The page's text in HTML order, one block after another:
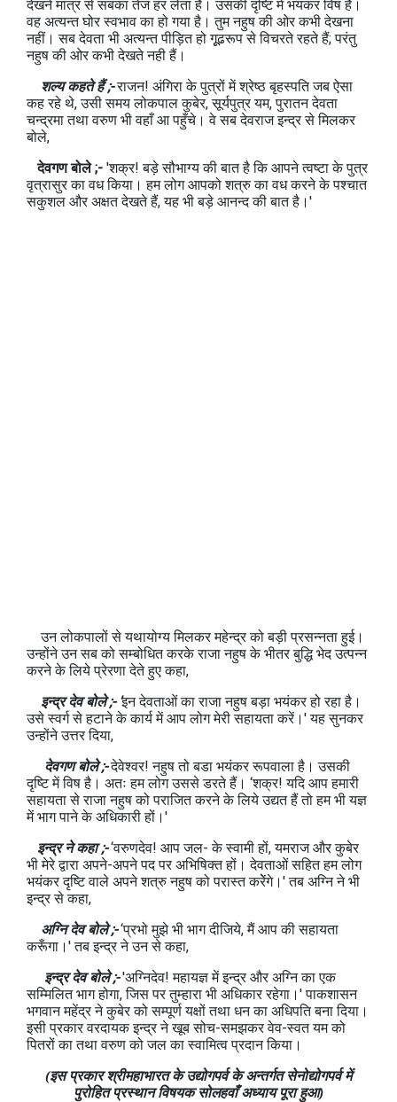
देखने मात्र से सबका तेज हर लेता है। उसकी दृष्टि में भयंकर विष है।
वह अत्यन्त घोर स्वभाव का हो गया है। तुम नहुष की ओर कभी देखना
नहीं। सब देवता भी अत्यन्त पीड़ित हो गूूढरूप से विचरते रहते हैं; परंतु
नहुष की ओर कभी देखते नही हैं।
शल्य कहते हैं ;-राजन! अंगिरा के पुत्रों में श्रेष्ठ बृहस्पति जब ऐसा
कह रहे थे, उसी समय लोकपाल कुबेर, सूर्यपुत्र यम, पुरातन देवता
चन्द्रमा तथा वरुण भी वहाँ आ पहुँचे। वे सब देवराज इन्द्र से मिलकर
बोले,
देवगण बोले ;- 'शक्र! बड़े सौभाग्य की बात है कि आपने त्वष्टा के पुत्र
वृत्रासुर का वध किया। हम लोग आपको शत्रु का वध करने के पश्चात
सकुशल और अक्षत देखते हैं, यह भी बड़े आनन्द की बात है।'
उन लोकपालों से यथायोग्य मिलकर महेन्द्र को बड़ी प्रसन्नता हुई।
उन्होंने उन सब को सम्बोधित करके राजा नहुष के भीतर बुद्धि भेद उत्पन्न
करने के लिये प्रेरणा देते हुए कहा,
इन्द्र देव बोले ;- 'इन देवताओं का राजा नहुष बड़ा भयंकर हो रहा है।
उसे स्वर्ग से हटाने के कार्य में आप लोग मेरी सहायता करें।' यह सुनकर
उन्होंने उत्तर दिया,
देवगण बोले ;-देवेश्वर! नहुष तो बडा भयंकर रूपवाला है। उसकी
दृष्टि में विष है। अतः हम लोग उससे डरते हैं। ‘शक्र! यदि आप हमारी
सहायता से राजा नहुष को पराजित करने के लिये उद्यत हैं तो हम भी यज्ञ
में भाग पाने के अधिकारी हों।'
इन्द्र ने कहा ;-‘वरुणदेव! आप जल- के स्वामी हों, यमराज और कुबेर
भी मेरे द्वारा अपने-अपने पद पर अभिषिक्त हों। देवताओं सहित हम लोग
भयंकर दृष्टि वाले अपने शत्रु नहुष को परास्त करेेंगे।' तब अग्नि ने भी
इन्द्र से कहा,
अग्नि देव बोले ;-‘प्रभो मुझे भी भाग दीजिये, मैं आप की सहायता
करूँगा।' तब इन्द्र ने उन से कहा,
इन्द्र देव बोले ;-'अग्निदेव! महायज्ञ में इन्द्र और अग्नि का एक
सम्मिलित भाग होगा, जिस पर तुम्हारा भी अधिकार रहेगा।' पाकशासन
भगवान महेंद्र ने कुबेर को सम्पूर्ण यक्षों तथा धन का अधिपति बना दिया।
इसी प्रकार वरदायक इन्द्र ने खूब सोच-समझकर वेव-स्वत यम को
पितरों का तथा वरुण को जल का स्वामित्व प्रदान किया।
(इस प्रकार श्रीमहाभारत के उद्योगपर्व के अन्तर्गत सेनोद्योगपर्व में
पुरोहित प्रस्थान विषयक सोलहवाँ अध्याय पूरा हुआ)